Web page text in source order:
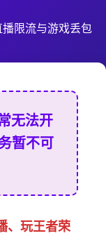
播限流与游戏丢包
无法开
暂不可
、玩王者荣